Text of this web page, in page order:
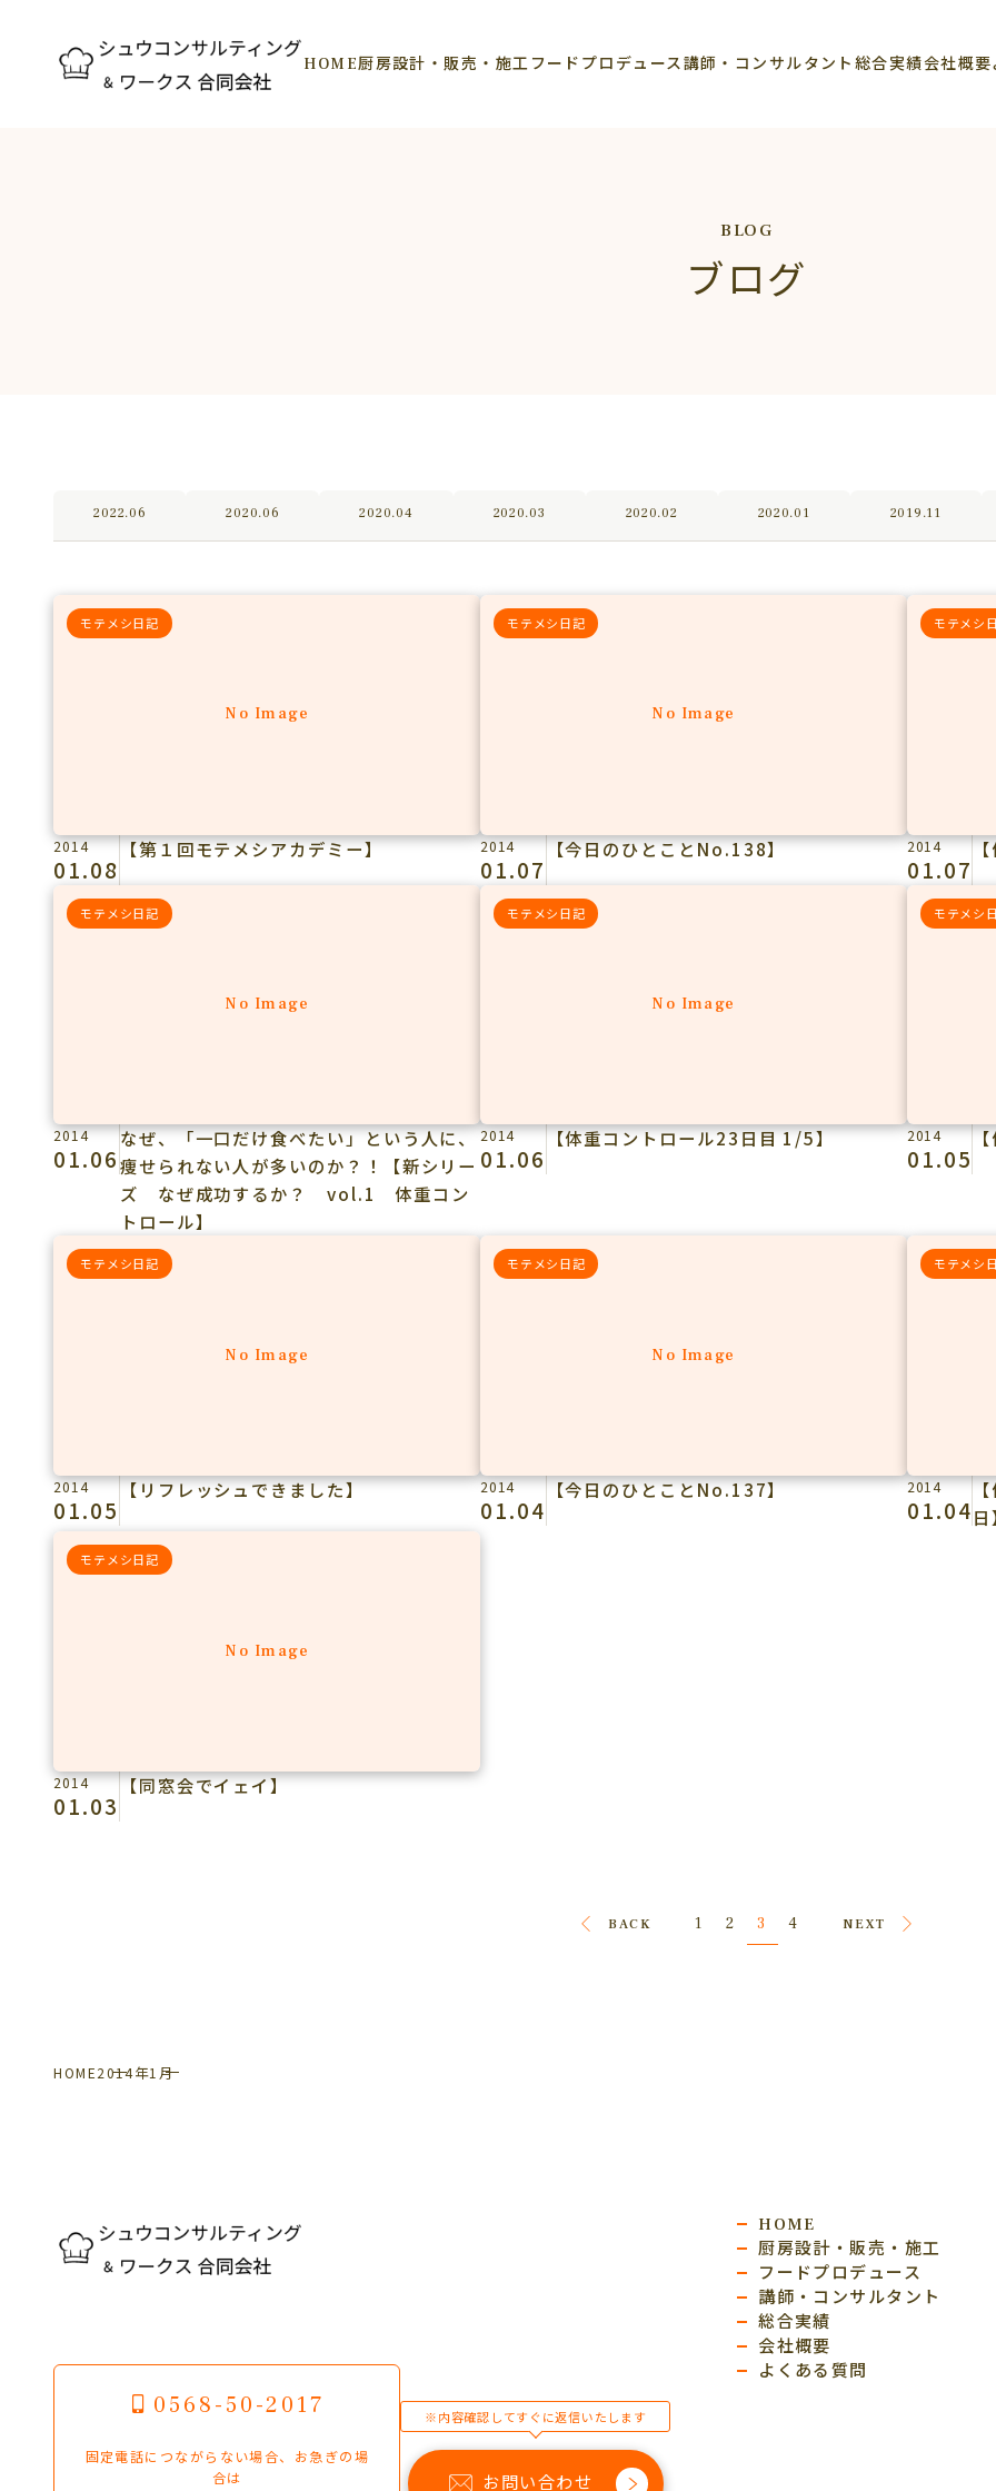
HOME厨房設計・販売・施工 フードプロデュース講師・コンサルタント 総合実績会社概要
BLOG
ブログ
2022.06 2020.06 2020.04 2020.03 2020.02 2020.01 2019.11
No Image
モテメシ日記
2014
01.08
【第１回モテメシアカデミー】
No Image
モテメシ日記
2014
01.07
【今日のひとことNo.138】
モテメシ
2014
01.07
No Image
モテメシ日記
2014
01.06
なぜ、「一口だけ食べたい」という人に、
痩せられない人が多いのか？！【新シリー
ズ なぜ成功するか？ vol.1 体重コン
トロール】
No Image
モテメシ日記
2014
01.06
【体重コントロール23日目 1/5】
モテメシ
2014
01.05
No Image
モテメシ日記
2014
01.05
【リフレッシュできました】
No Image
モテメシ日記
2014
01.04
【今日のひとことNo.137】
モテメシ
2014
01.04
No Image
モテメシ日記
2014
01.03
【同窓会でイェイ】
BACK 1 2 3 4 NEXT
HOME2014年1月
0568-50-2017
固定電話につながらない場合、お急ぎの場
合は
※内容確認してすぐに返信いたします
お問い合わせ
HOME
厨房設計・販売・施工
フードプロデュース
講師・コンサルタント
総合実績
会社概要
よくある質問